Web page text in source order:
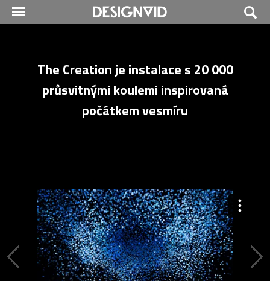
The Creation je instalace s 20 000
průsvitnými koulemi inspirovaná
počátkem vesmíru